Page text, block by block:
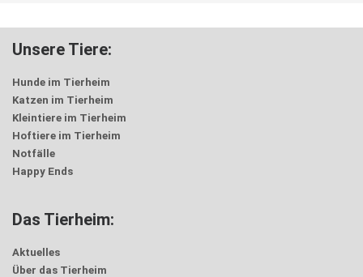
Unsere Tiere:
Hunde im Tierheim
Katzen im Tierheim
Kleintiere im Tierheim
Hoftiere im Tierheim
Notfälle
Happy Ends
Das Tierheim:
Aktuelles
Über das Tierheim